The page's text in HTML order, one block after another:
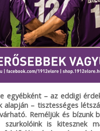
egyébként – az eddigi
alapján – tisztességes
Reméljük és bízunk
szurkolóink is kitesznek